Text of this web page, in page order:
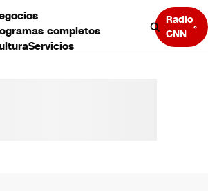
completos
Servicios
Radio
CNN